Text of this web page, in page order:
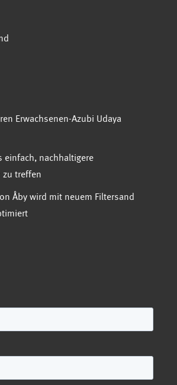
Erwachsenen-Azubi Udaya
einfach, nachhaltigere
zu treffen
Åby wird mit neuem Filtersand